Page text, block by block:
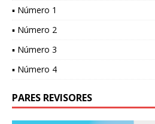
▪ Número 1
▪ Número 2
▪ Número 3
▪ Número 4
PARES REVISORES